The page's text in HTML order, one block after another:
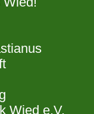
Wied e.V.